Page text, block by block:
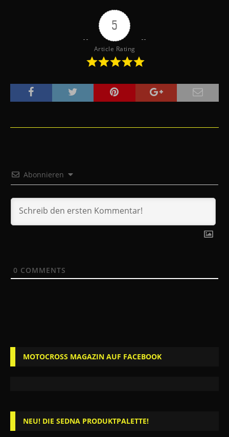
5
Article Rating
Abonnieren
0 COMMENTS
MOTOCROSS MAGAZIN AUF FACEBOOK
NEU! DIE SEDNA PRODUKTPALETTE!